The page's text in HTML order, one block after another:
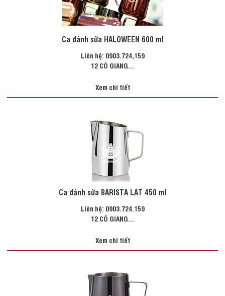
Ca đánh sữa HALOWEEN 600 ml
Liên hệ: 0903.724,159
12 CÔ GIANG...
Xem chi tiết
Ca đánh sữa BARISTA LAT 450 ml
Liên hệ: 0903.724.159
12 CÔ GIANG...
Xem chi tiết